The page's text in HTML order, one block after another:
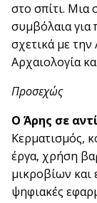
στο σπίτι. Μια
συμβόλαια για
σχετικά με την
Αρχαιολογία
Προσεχώς
Ο Άρης σε
Κερματισμός,
έργα, χρήση
μικροβίων και
ψηφιακές